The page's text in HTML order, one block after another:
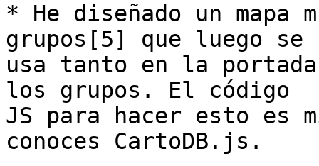
* He diseñado un
grupos[5] que luego se
usa tanto en la
los grupos. El código
JS para hacer esto es
conoces CartoDB.js.